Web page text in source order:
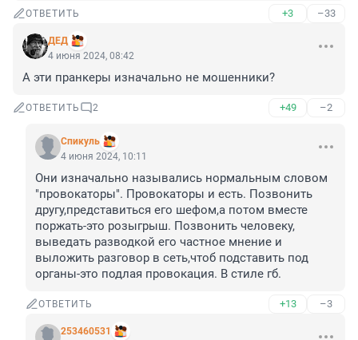
ОТВЕТИТЬ +3 –33
ДЕД
4 июня 2024, 08:42
А эти пранкеры изначально не мошенники?
ОТВЕТИТЬ 2 +49 –2
Спикуль
4 июня 2024, 10:11
Они изначально назывались нормальным словом
"провокаторы". Провокаторы и есть. Позвонить
другу,представиться его шефом,а потом вместе
поржать-это розыгрыш. Позвонить человеку,
выведать разводкой его частное мнение и
выложить разговор в сеть,чтоб подставить под
органы-это подлая провокация. В стиле гб.
ОТВЕТИТЬ +13 –3
253460531